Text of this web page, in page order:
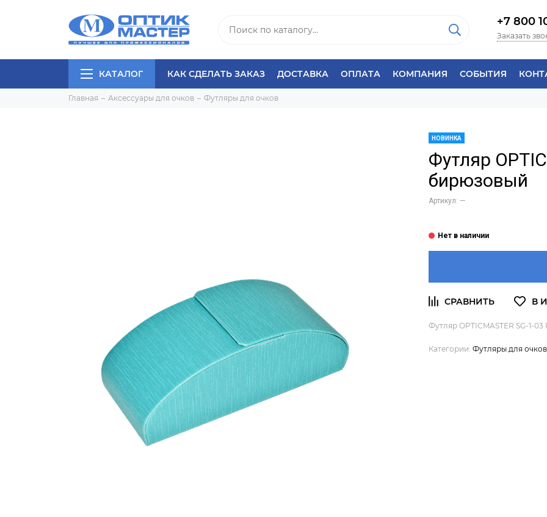
+7 800
Заказать
КАТАЛОГ КАК СДЕЛАТЬ ЗАКАЗ ДОСТАВКА ОПЛАТА КОМПАНИЯ СОБЫТИЯ
Главная Аксессуары для очков Футляры для очков
НОВИНКА
Футляр
бирюзовый
Артикул: —
Футляр OPTICMASTER SG-1-
Категории: Футляры для очков